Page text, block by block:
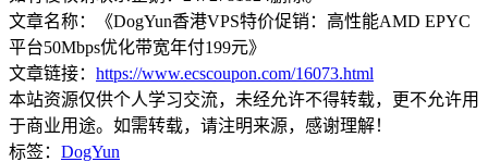
文章名称：《DogYun香港VPS特价促销：高性能AMD EPYC
平台50Mbps优化带宽年付199元》
文章链接： https://www.ecscoupon.com/16073.html
本站资源仅供个人学习交流，未经允许不得转载，更不允许用
于商业用途。如需转载，请注明来源，感谢理解！
标签： DogYun